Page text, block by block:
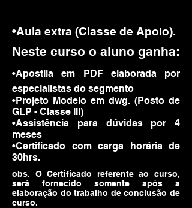
•Aula extra (Classe de Apoio).
Neste curso o aluno ganha:
•Apostila em PDF elaborada por
especialistas do segmento
•Projeto Modelo em dwg. (Posto de
GLP - Classe III)
•Assistência para dúvidas por 4
meses
•Certificado com carga horária de
30hrs.
obs. O Certificado referente ao curso,
será fornecido somente após a
elaboração do trabalho de conclusão de
curso.